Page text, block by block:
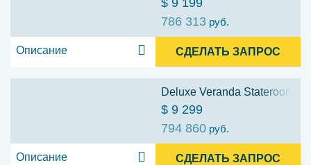
$ 9 199
786 313 руб.
Описание СДЕЛАТЬ ЗАПРОС
Deluxe Veranda Stateroom
$ 9 299
794 860 руб.
Описание СДЕЛАТЬ ЗАПРОС